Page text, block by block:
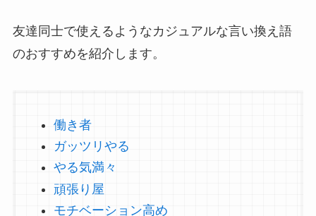
友達同士で使えるようなカジュアルな言い換え語
のおすすめを紹介します。
働き者
ガッツリやる
やる気満々
頑張り屋
モチベーション高め